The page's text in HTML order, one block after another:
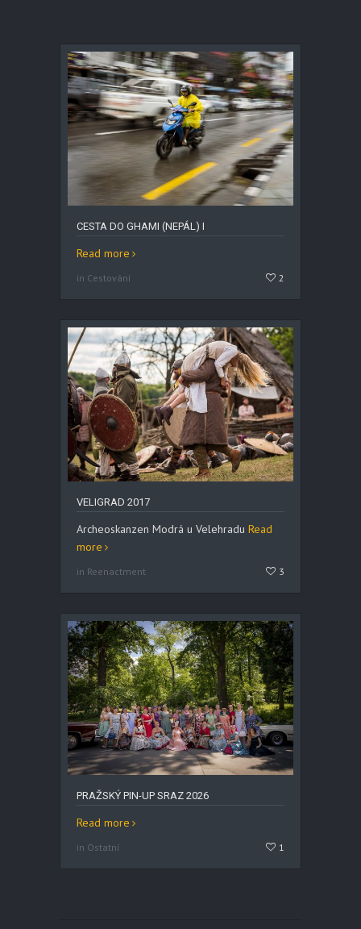
CESTA DO GHAMI (NEPÁL) I
Read more
in Cestování 2
VELIGRAD 2017
Archeoskanzen Modrá u Velehradu Read
more
in Reenactment 3
PRAŽSKÝ PIN-UP SRAZ 2026
Read more
in Ostatní 1